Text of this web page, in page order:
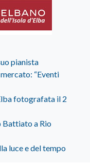
pianista
“Eventi
fotografata il 2
Battiato a Rio
luce e del tempo